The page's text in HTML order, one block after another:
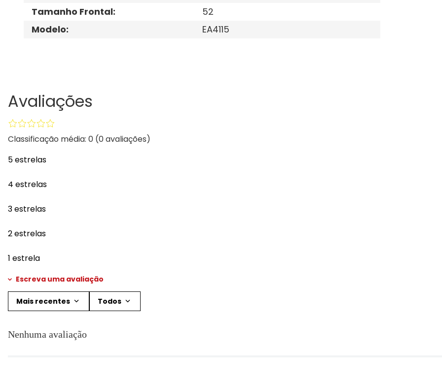
Tamanho Frontal:
52
Modelo: EA4115
Avaliações
Classificação média: 0 (0 avaliações)
5 estrelas
4 estrelas
3 estrelas
2 estrelas
1 estrela
Escreva uma avaliação
Título
Mais recentes Todos
Nenhuma avaliação